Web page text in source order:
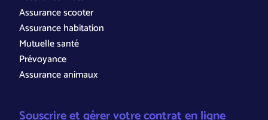
Assurance scooter
Assurance habitation
Mutuelle santé
Prévoyance
Assurance animaux